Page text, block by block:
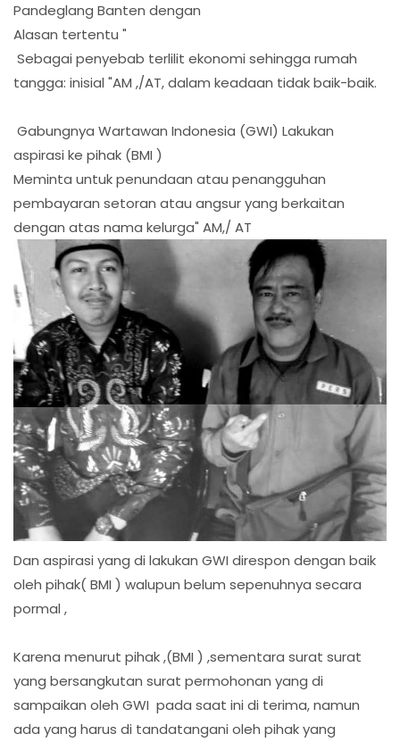
Pandeglang Banten dengan
Alasan tertentu "
Sebagai penyebab terlilit ekonomi sehingga rumah
tangga: inisial "AM ,/AT, dalam keadaan tidak baik-baik.
Gabungnya Wartawan Indonesia (GWI) Lakukan
aspirasi ke pihak (BMI )
Meminta untuk penundaan atau penangguhan
pembayaran setoran atau angsur yang berkaitan
dengan atas nama kelurga" AM,/ AT
Dan aspirasi yang di lakukan GWI direspon dengan baik
oleh pihak( BMI ) walupun belum sepenuhnya secara
pormal ,
Karena menurut pihak ,(BMI ) ,sementara surat surat
yang bersangkutan surat permohonan yang di
sampaikan oleh GWI pada saat ini di terima, namun
ada yang harus di tandatangani oleh pihak yang